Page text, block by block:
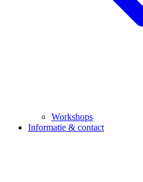
Workshops
Informatie & contact